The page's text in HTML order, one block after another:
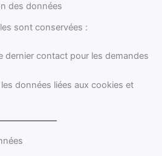
des données
sont conservées :
dernier contact pour les demandes
les données liées aux cookies et